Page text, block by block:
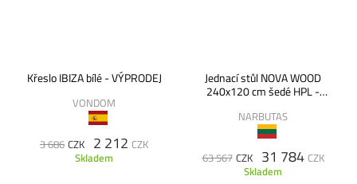
Křeslo IBIZA bílé - VÝPRODEJ
VONDOM
3 686 CZK 2 212 CZK
Skladem
Jednací stůl NOVA WOOD
240x120 cm šedé HPL -
NARBUTAS
63 567 CZK 31 784 CZK
Skladem